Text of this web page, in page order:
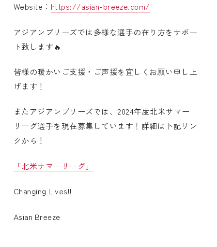
Website： https://asian-breeze.com/
アジアンブリーズでは多様な選手の在り方をサポー
ト致します🔥
皆様の暖かいご支援・ご声援を宜しくお願い申し上
げます！
またアジアンブリーズでは、2024年度北米サマー
リーグ選手を現在募集しています！詳細は下記リン
クから！
「北米サマーリーグ」
Changing Lives!!
Asian Breeze